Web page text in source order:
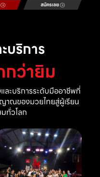
สมัครเลย
บริการ
กว่ายิม
ละบริการระดับมืออาชีพที่
าณของมวยไทยสู่ผู้เรียน
ทั่วโลก